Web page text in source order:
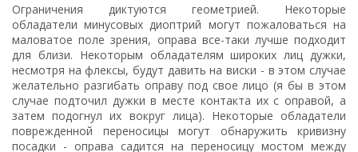
Ограничения диктуются геометрией. Некоторые
обладатели минусовых диоптрий могут пожаловаться на
маловатое поле зрения, оправа все-таки лучше подходит
для близи. Некоторым обладателям широких лиц дужки,
несмотря на флексы, будут давить на виски - в этом случае
желательно разгибать оправу под свое лицо (я бы в этом
случае подточил дужки в месте контакта их с оправой, а
затем подогнул их вокруг лица). Некоторые обладатели
поврежденной переносицы могут обнаружить кривизну
посадки - оправа садится на переносицу мостом между